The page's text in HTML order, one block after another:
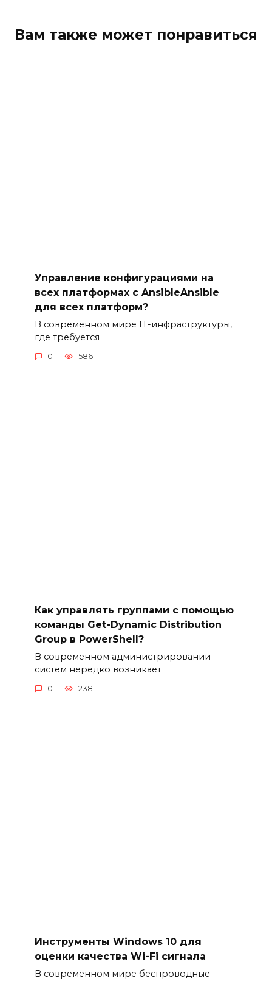
Вам также может понравиться
Управление конфигурациями на
всех платформах с AnsibleAnsible
для всех платформ?
В современном мире IT-инфраструктуры,
где требуется
0 586
Как управлять группами с помощью
команды Get-Dynamic Distribution
Group в PowerShell?
В современном администрировании
систем нередко возникает
0 238
Инструменты Windows 10 для
оценки качества Wi-Fi сигнала
В современном мире беспроводные